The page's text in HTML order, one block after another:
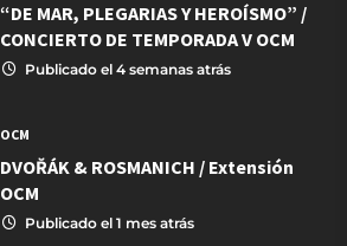
“DE MAR, PLEGARIAS Y HEROÍSMO” /
CONCIERTO DE TEMPORADA V OCM
Publicado el 4 semanas atrás
OCM
DVOŘÁK & ROSMANICH / Extensión
OCM
Publicado el 1 mes atrás